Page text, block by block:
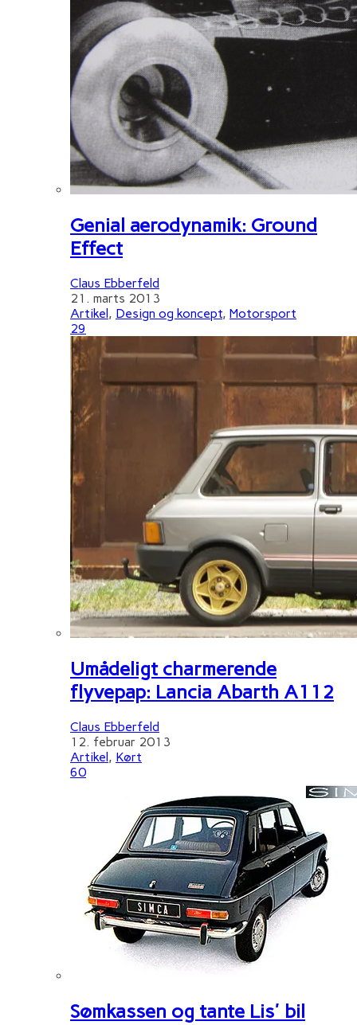
Genial aerodynamik: Ground
Effect
Claus Ebberfeld
21. marts 2013
Artikel, Design og koncept, Motorsport
29
Umådeligt charmerende
flyvepap: Lancia Abarth A112
Claus Ebberfeld
12. februar 2013
Artikel, Kørt
60
Sømkassen og tante Lis' bil